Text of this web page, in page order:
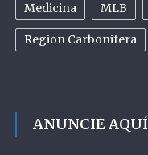
Medicina MLB
Region Carbonifera
ANUNCIE AQUÍ